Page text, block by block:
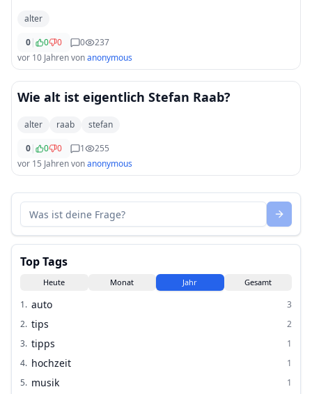
alter
0| 0 0 0
237
vor 10 Jahrenvonanonymous
Wie alt ist eigentlich Stefan Raab?
alter raab
stefan
0| 0 0 1
255
vor 15 Jahrenvonanonymous
Top Tags
Heute Monat Jahr Gesamt
1. auto
3
2. tips
2
3. tipps
1
4. hochzeit
1
5. musik
1